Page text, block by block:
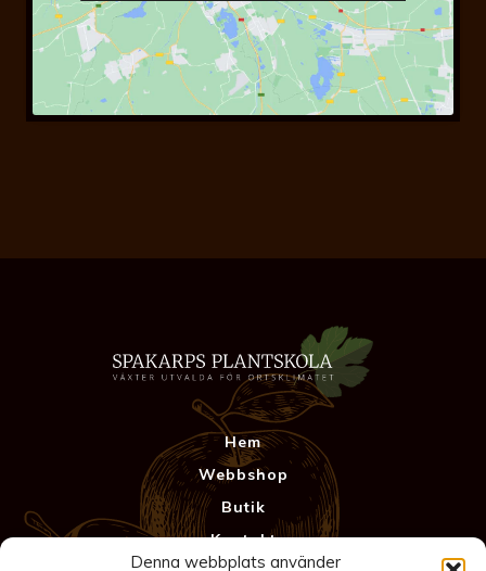
Denna webbplats använder
Hem
Webbshop
Butik
Kontakt